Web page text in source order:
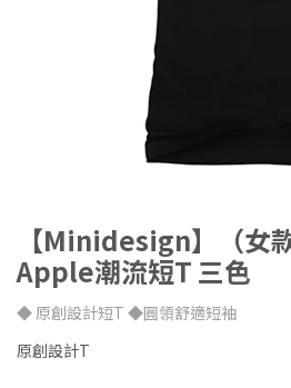
【Minidesign】（女
Apple潮流短T 三色
◆ 原創設計短T ◆圓領舒適短袖
原創設計T